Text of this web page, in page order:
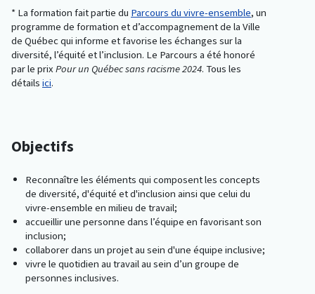
* La formation fait partie du Parcours du vivre-ensemble, un
programme de formation et d’accompagnement de la Ville
de Québec qui informe et favorise les échanges sur la
diversité, l’équité et l’inclusion. Le Parcours a été honoré
par le prix Pour un Québec sans racisme 2024. Tous les
détails ici.
Objectifs
Reconnaître les éléments qui composent les concepts
de diversité, d'équité et d'inclusion ainsi que celui du
vivre-ensemble en milieu de travail;
accueillir une personne dans l’équipe en favorisant son
inclusion;
collaborer dans un projet au sein d'une équipe inclusive;
vivre le quotidien au travail au sein d’un groupe de
personnes inclusives.